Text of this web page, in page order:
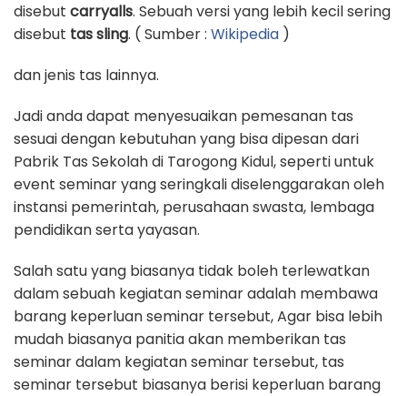
disebut carryalls. Sebuah versi yang lebih kecil sering
disebut tas sling. ( Sumber : Wikipedia )
dan jenis tas lainnya.
Jadi anda dapat menyesuaikan pemesanan tas
sesuai dengan kebutuhan yang bisa dipesan dari
Pabrik Tas Sekolah di Tarogong Kidul, seperti untuk
event seminar yang seringkali diselenggarakan oleh
instansi pemerintah, perusahaan swasta, lembaga
pendidikan serta yayasan.
Salah satu yang biasanya tidak boleh terlewatkan
dalam sebuah kegiatan seminar adalah membawa
barang keperluan seminar tersebut, Agar bisa lebih
mudah biasanya panitia akan memberikan tas
seminar dalam kegiatan seminar tersebut, tas
seminar tersebut biasanya berisi keperluan barang